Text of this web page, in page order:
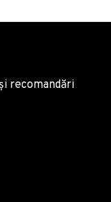
recomandări